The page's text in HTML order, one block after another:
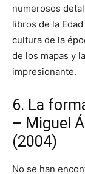
numerosos
libros de la
cultura de la
de los mapas y
impresionante.
6. La
– Miguel
(2004)
No se han